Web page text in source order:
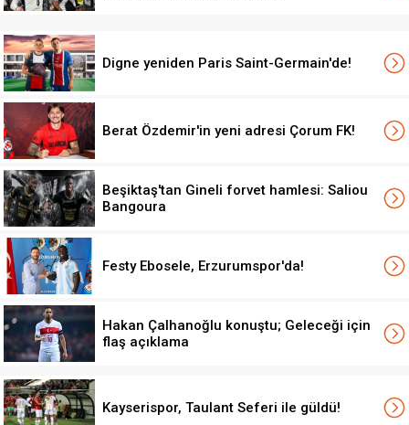
Digne yeniden Paris Saint-Germain'de!
Berat Özdemir'in yeni adresi Çorum FK!
Beşiktaş'tan Gineli forvet hamlesi: Saliou
Bangoura
Festy Ebosele, Erzurumspor'da!
Hakan Çalhanoğlu konuştu; Geleceği için
flaş açıklama
Kayserispor, Taulant Seferi ile güldü!